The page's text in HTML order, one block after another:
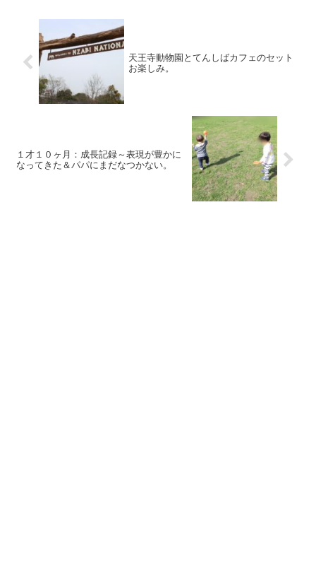
天王寺動物園とてんしばカフェのセット
お楽しみ。
１才１０ヶ月：成長記録～表現が豊かに
なってきた＆パパにまだなつかない。